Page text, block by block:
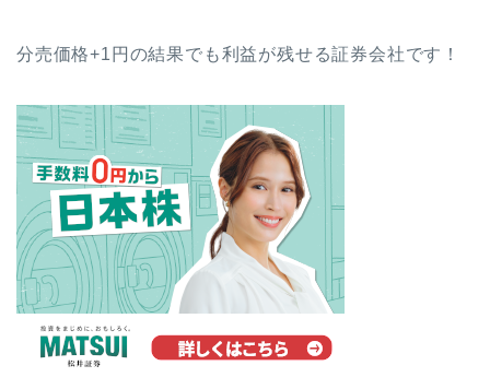
分売価格+1円の結果でも利益が残せる証券会社です！